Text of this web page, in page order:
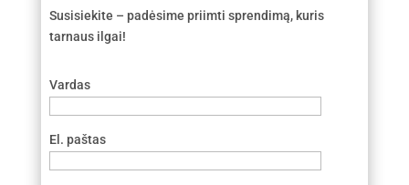
Susisiekite – padėsime priimti sprendimą, kuris
tarnaus ilgai!
Vardas
El. paštas